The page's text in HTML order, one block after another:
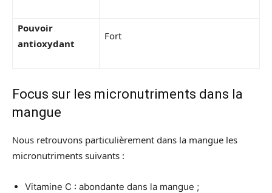
Pouvoir
antioxydant
Fort
Focus sur les micronutriments dans la
mangue
Nous retrouvons particulièrement dans la mangue les
micronutriments suivants :
Vitamine C : abondante dans la mangue ;